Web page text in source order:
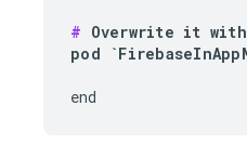
# Overwrite it
pod
end